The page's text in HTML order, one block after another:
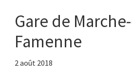
Gare de
Famenne
2 août 2018